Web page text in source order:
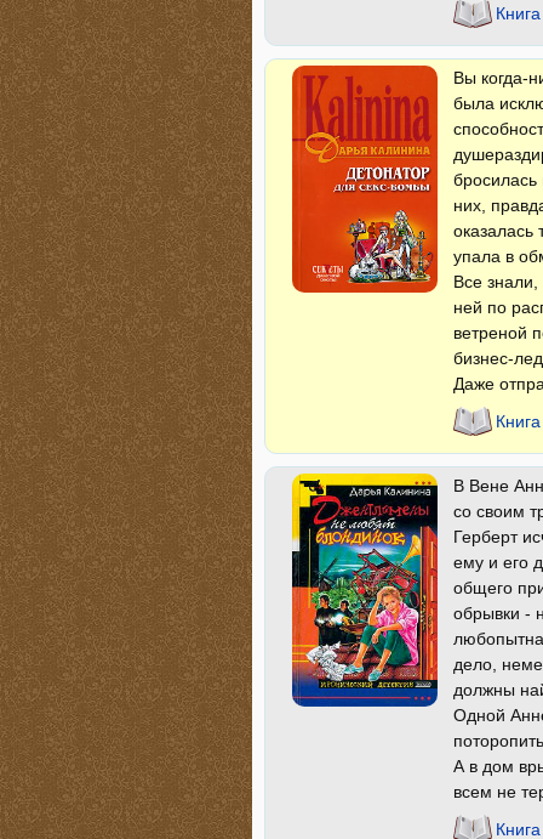
Вы когда-
была
них,
упала в
Все
ней по
ветреной
бизнес-
Даже
В Вене
со своим
Герберт
ему и его
общего
обрывки -
дело,
должны
Одной
А в дом
всем не